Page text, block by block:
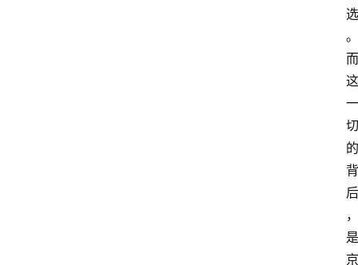
选
。
而
这
一
切
的
背
后
，
是
京